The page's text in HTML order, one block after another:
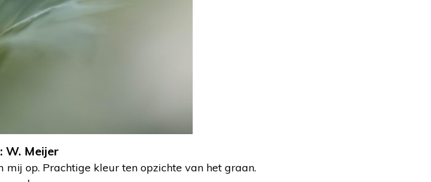
W. Meijer
op. Prachtige kleur ten opzichte van het graan.